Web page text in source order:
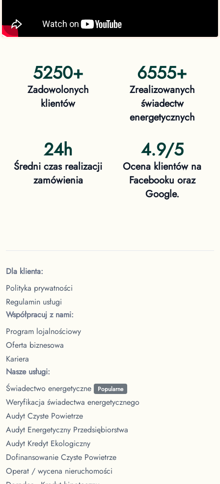
5250+
Zadowolonych
klientów
6555+
Zrealizowanych
świadectw
energetycznych
24h
Średni czas realizacji
zamówienia
4.9/5
Ocena klientów na
Facebooku oraz
Google.
Dla klienta:
Polityka prywatności
Regulamin usługi
Współpracuj z nami:
Program lojalnościowy
Oferta biznesowa
Kariera
Nasze usługi:
Świadectwo energetyczne
Popularne
Weryfikacja świadectwa energetycznego
Audyt Czyste Powietrze
Audyt Energetyczny Przedsiębiorstwa
Audyt Kredyt Ekologiczny
Dofinansowanie Czyste Powietrze
Operat / wycena nieruchomości